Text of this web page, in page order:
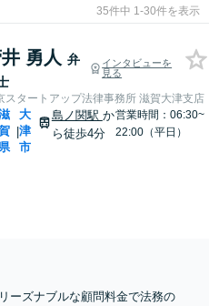
35件中 1-30件を表示
勇人 弁
インタビューを
見る
スタートアップ法律事務所 滋賀大津支店
|
大
津
市
島ノ関駅 か
ら徒歩4分
営業時間：06:30~
22:00（平日）
ーズナブルな顧問料金で法務の